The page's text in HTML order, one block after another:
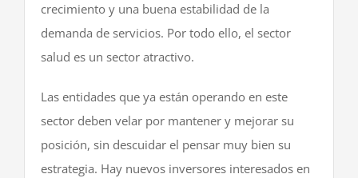
crecimiento y una buena estabilidad de la
demanda de servicios. Por todo ello, el sector
salud es un sector atractivo.
Las entidades que ya están operando en este
sector deben velar por mantener y mejorar su
posición, sin descuidar el pensar muy bien su
estrategia. Hay nuevos inversores interesados en